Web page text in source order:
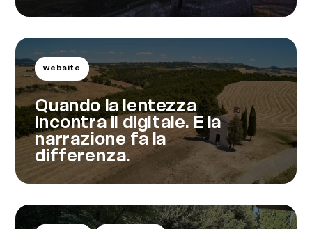
website
Quando la lentezza
incontra il digitale. E la
narrazione fa la
differenza.